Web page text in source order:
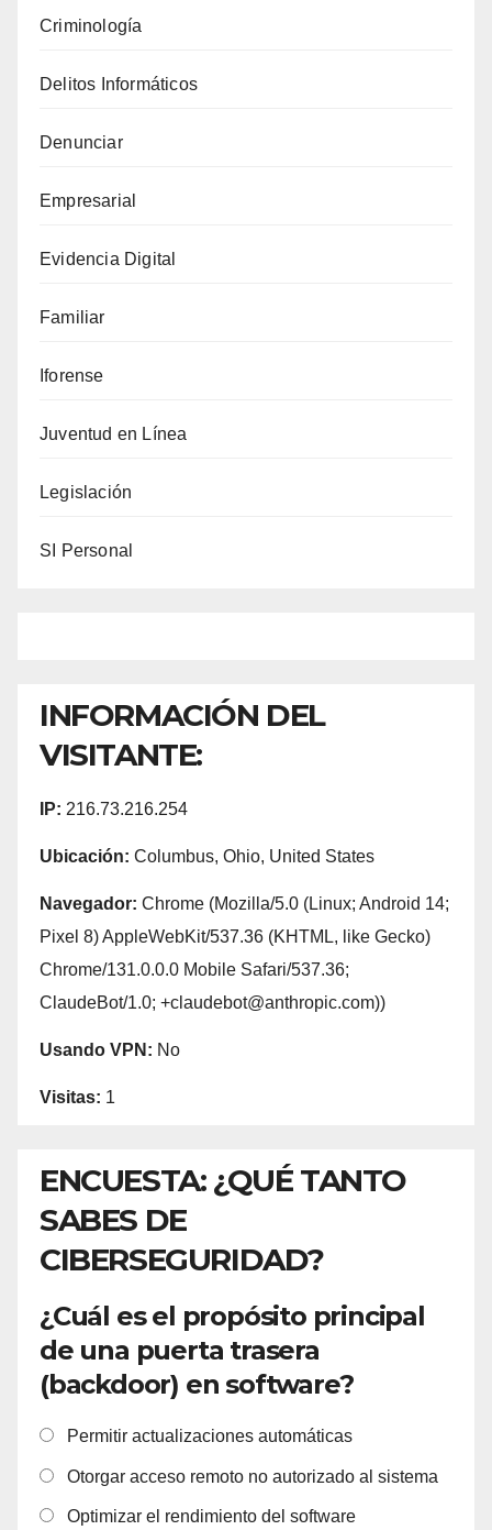
Criminología
Delitos Informáticos
Denunciar
Empresarial
Evidencia Digital
Familiar
Iforense
Juventud en Línea
Legislación
SI Personal
INFORMACIÓN DEL
VISITANTE:
IP: 216.73.216.254
Ubicación: Columbus, Ohio, United States
Navegador: Chrome (Mozilla/5.0 (Linux; Android 14;
Pixel 8) AppleWebKit/537.36 (KHTML, like Gecko)
Chrome/131.0.0.0 Mobile Safari/537.36;
ClaudeBot/1.0; +claudebot@anthropic.com))
Usando VPN: No
Visitas: 1
ENCUESTA: ¿QUÉ TANTO
SABES DE
CIBERSEGURIDAD?
¿Cuál es el propósito principal
de una puerta trasera
(backdoor) en software?
Permitir actualizaciones automáticas
Otorgar acceso remoto no autorizado al sistema
Optimizar el rendimiento del software